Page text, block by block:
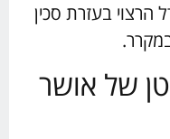
הרצוי בעזרת סכין
של אושר